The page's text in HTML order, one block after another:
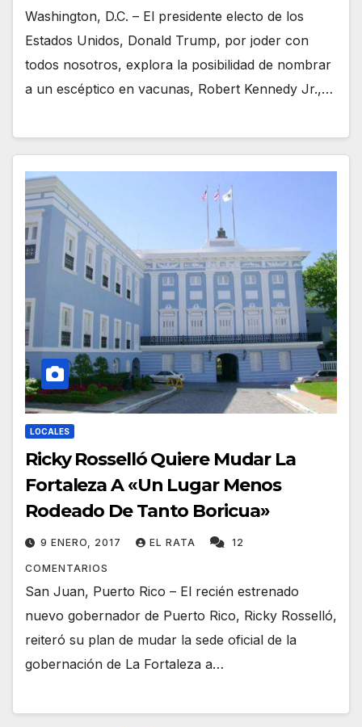
Washington, D.C. – El presidente electo de los
Estados Unidos, Donald Trump, por joder con
todos nosotros, explora la posibilidad de nombrar
a un escéptico en vacunas, Robert Kennedy Jr.,…
LOCALES
Ricky Rosselló Quiere Mudar La
Fortaleza A «Un Lugar Menos
Rodeado De Tanto Boricua»
9 ENERO, 2017 EL RATA 12
COMENTARIOS
San Juan, Puerto Rico – El recién estrenado
nuevo gobernador de Puerto Rico, Ricky Rosselló,
reiteró su plan de mudar la sede oficial de la
gobernación de La Fortaleza a…